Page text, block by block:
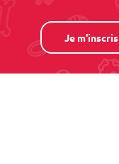
Je m'inscris